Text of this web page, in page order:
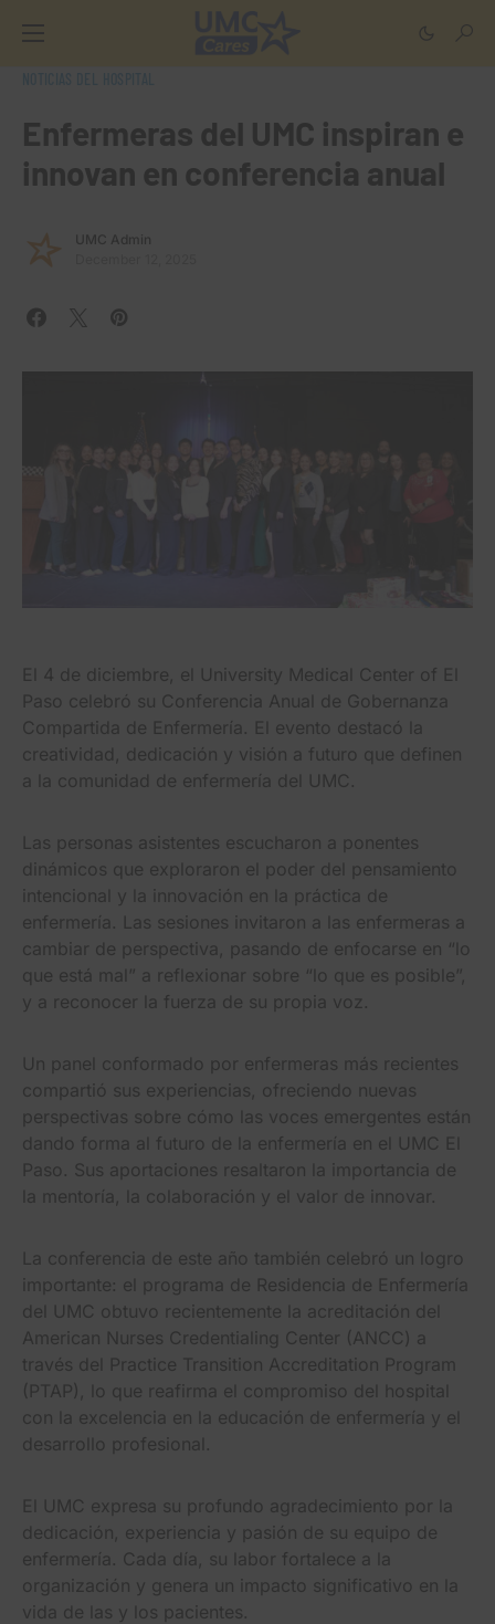
Enfermeras del UMC inspiran e
innovan en conferencia anual
UMC Admin
El 4 de diciembre, el University Medical Center of El
Paso celebró su Conferencia Anual de Gobernanza
Compartida de Enfermería. El evento destacó la
creatividad, dedicación y visión a futuro que definen
a la comunidad de enfermería del UMC.
Las personas asistentes escucharon a ponentes
dinámicos que exploraron el poder del pensamiento
intencional y la innovación en la práctica de
enfermería. Las sesiones invitaron a las enfermeras a
cambiar de perspectiva, pasando de enfocarse en “lo
que está mal” a reflexionar sobre “lo que es posible”,
y a reconocer la fuerza de su propia voz.
Un panel conformado por enfermeras más recientes
compartió sus experiencias, ofreciendo nuevas
perspectivas sobre cómo las voces emergentes están
dando forma al futuro de la enfermería en el UMC El
Paso. Sus aportaciones resaltaron la importancia de
la mentoría, la colaboración y el valor de innovar.
La conferencia de este año también celebró un logro
importante: el programa de Residencia de Enfermería
del UMC obtuvo recientemente la acreditación del
American Nurses Credentialing Center (ANCC) a
través del Practice Transition Accreditation Program
(PTAP), lo que reafirma el compromiso del hospital
con la excelencia en la educación de enfermería y el
desarrollo profesional.
El UMC expresa su profundo agradecimiento por la
dedicación, experiencia y pasión de su equipo de
enfermería. Cada día, su labor fortalece a la
organización y genera un impacto significativo en la
vida de las y los pacientes.